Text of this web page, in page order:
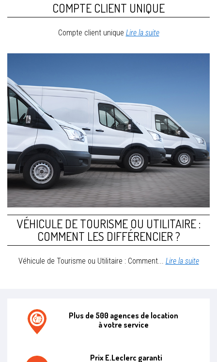
COMPTE CLIENT UNIQUE
Compte client unique Lire la suite
VÉHICULE DE TOURISME OU UTILITAIRE :
COMMENT LES DIFFÉRENCIER ?
Véhicule de Tourisme ou Utilitaire : Comment... Lire la suite
Plus de 500 agences de location
à votre service
Prix E.Leclerc garanti